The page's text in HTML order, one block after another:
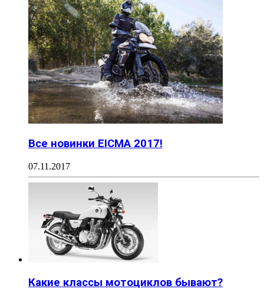
Все новинки EICMA 2017!
07.11.2017
Какие классы мотоциклов бывают?